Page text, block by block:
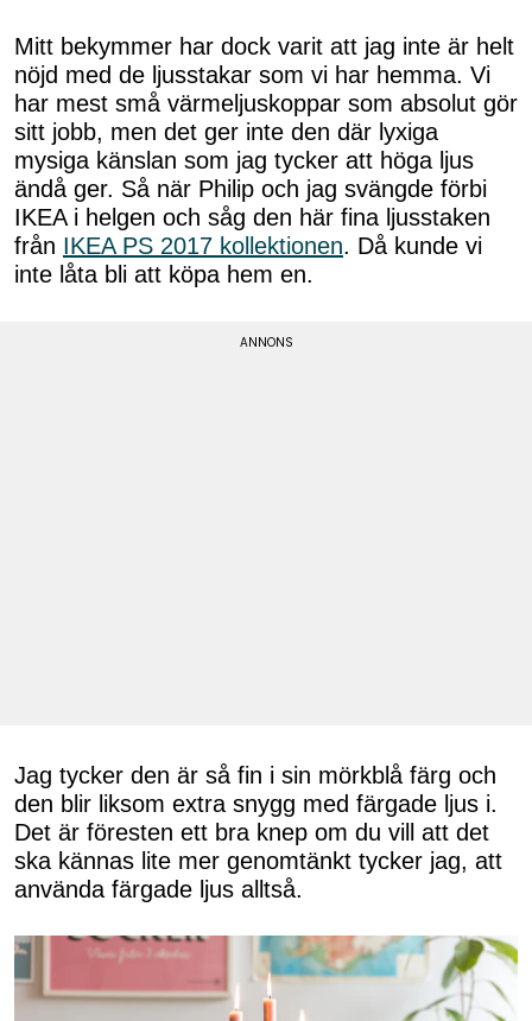
Mitt bekymmer har dock varit att jag inte är helt
nöjd med de ljusstakar som vi har hemma. Vi
har mest små värmeljuskoppar som absolut gör
sitt jobb, men det ger inte den där lyxiga
mysiga känslan som jag tycker att höga ljus
ändå ger. Så när Philip och jag svängde förbi
IKEA i helgen och såg den här fina ljusstaken
från IKEA PS 2017 kollektionen. Då kunde vi
inte låta bli att köpa hem en.
Jag tycker den är så fin i sin mörkblå färg och
den blir liksom extra snygg med färgade ljus i.
Det är föresten ett bra knep om du vill att det
ska kännas lite mer genomtänkt tycker jag, att
använda färgade ljus alltså.